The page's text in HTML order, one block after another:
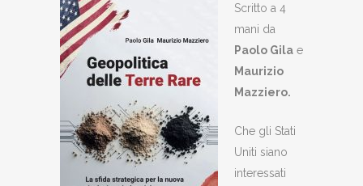
Scritto a 4
mani da
Paolo Gila e
Maurizio
Mazziero.
Che gli Stati
Uniti siano
interessati